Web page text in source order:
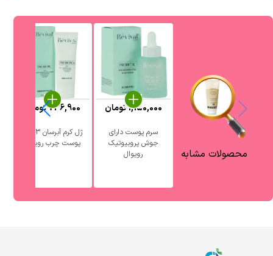
محصولات مشابه
سرم پوست دارای
جوش پروبیوتیک
رویوال
1,150,000تومان
پوست چرب رویوال
736,900تومان